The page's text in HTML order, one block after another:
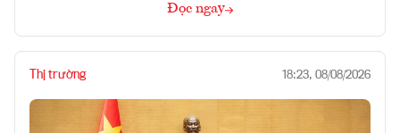
Đọc ngay
Thị trường 18:23, 08/08/2026